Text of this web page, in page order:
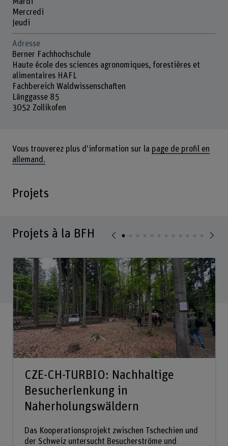
Mercredi
Jeudi
Adresse
Berner Fachhochschule
Haute école des sciences agronomiques, forestières et
alimentaires HAFL
Fachbereich Waldwissenschaften
Länggasse 85
3052 Zollikofen
Vous trouverez plus d'information sur la page de profil en
allemand.
Projets
Projets à la BFH
CZE-CH-TURBIO: Nachhaltige
Besucherlenkung in
Naherholungswäldern
Das Kooperationsprojekt zwischen Tschechien und
der Schweiz untersucht Besucherströme und